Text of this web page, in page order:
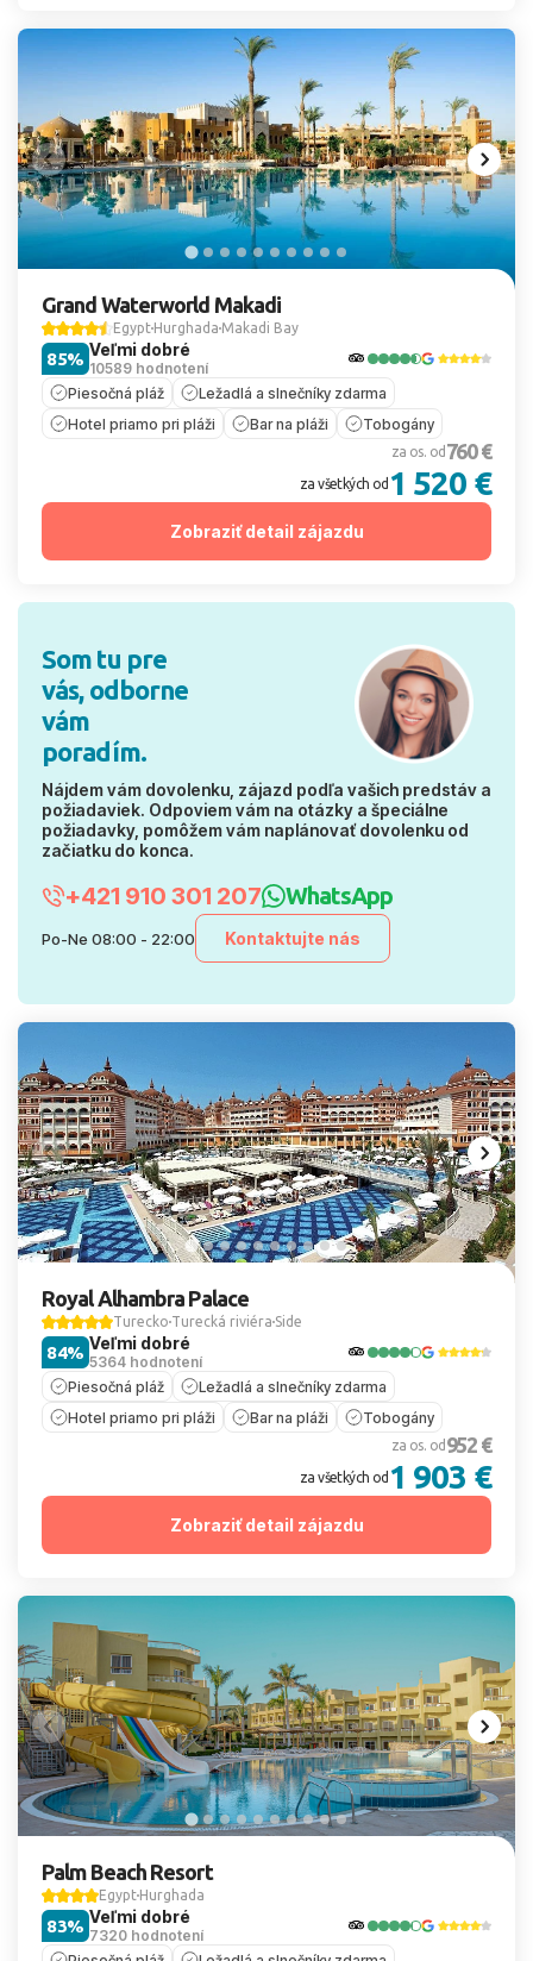
Grand Waterworld Makadi
Egypt Hurghada Makadi Bay
Veľmi dobré
10589 hodnotení
85%
Piesočná pláž
Ležadlá a slnečníky zdarma
Hotel priamo pri pláži
Bar na pláži Tobogány
za os. od 760 €
za všetkých od 1 520 €
Zobraziť detail zájazdu
Som tu pre
vás, odborne
vám
poradím.
Nájdem vám dovolenku, zájazd podľa vašich predstáv a
požiadaviek. Odpoviem vám na otázky a špeciálne
požiadavky, pomôžem vám naplánovať dovolenku od
začiatku do konca.
+421 910 301 207 WhatsApp
Po-Ne 08:00 - 22:00 Kontaktujte nás
Royal Alhambra Palace
Turecko Turecká riviéra Side
Veľmi dobré
5364 hodnotení
84%
Piesočná pláž
Ležadlá a slnečníky zdarma
Hotel priamo pri pláži
Bar na pláži Tobogány
za os. od 952 €
za všetkých od 1 903 €
Zobraziť detail zájazdu
Palm Beach Resort
Egypt Hurghada
Veľmi dobré
7320 hodnotení
83%